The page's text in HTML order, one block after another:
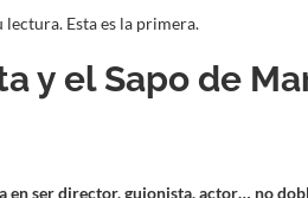
Esta es la primera.
y el Sapo de
en ser director, guionista, actor… no